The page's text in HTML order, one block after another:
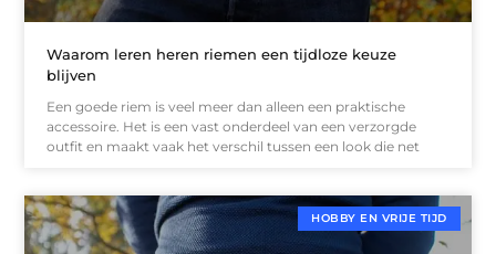
Waarom leren heren riemen een tijdloze keuze
blijven
Een goede riem is veel meer dan alleen een praktische
accessoire. Het is een vast onderdeel van een verzorgde
outfit en maakt vaak het verschil tussen een look die net
HOBBY EN VRIJE TIJD